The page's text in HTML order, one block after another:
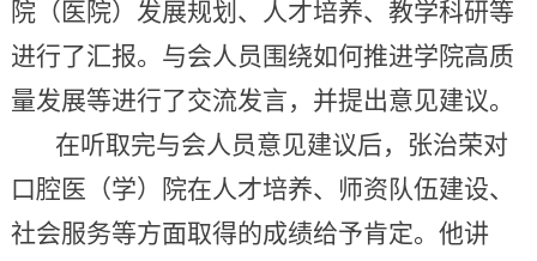
院（医院）发展规划、人才培养、教学科研等
进行了汇报。与会人员围绕如何推进学院高质
量发展等进行了交流发言，并提出意见建议。
在听取完与会人员意见建议后，张治荣对
口腔医（学）院在人才培养、师资队伍建设、
社会服务等方面取得的成绩给予肯定。他讲